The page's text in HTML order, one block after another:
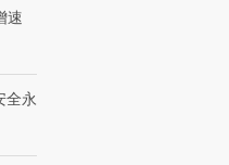
速
全永